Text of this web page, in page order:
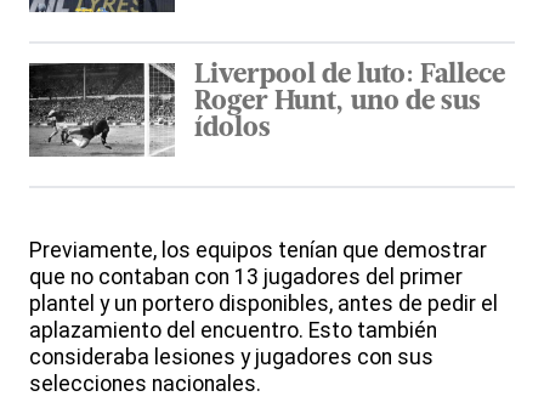
Liverpool de luto: Fallece
Roger Hunt, uno de sus
ídolos
Previamente, los equipos tenían que demostrar
que no contaban con 13 jugadores del primer
plantel y un portero disponibles, antes de pedir el
aplazamiento del encuentro. Esto también
consideraba lesiones y jugadores con sus
selecciones nacionales.